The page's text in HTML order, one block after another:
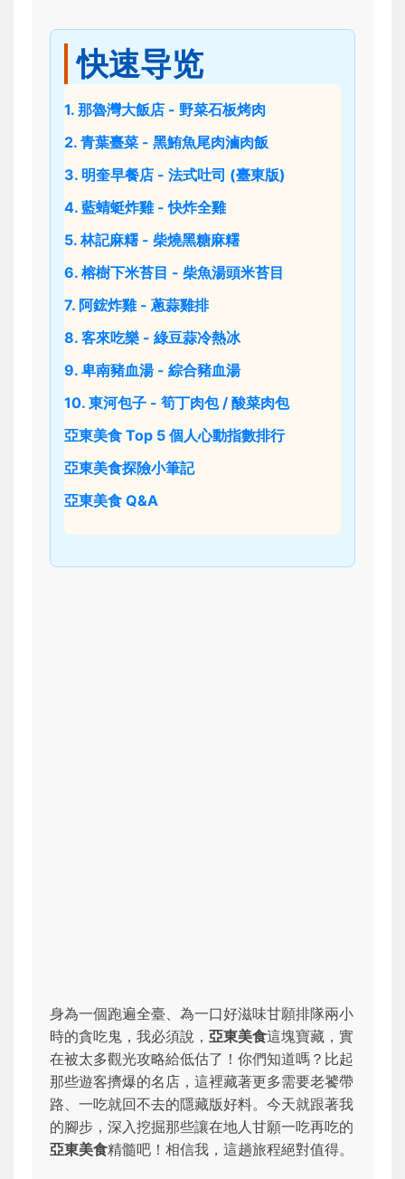
快速导览
1. 那魯灣大飯店 - 野菜石板烤肉
2. 青葉臺菜 - 黑鮪魚尾肉滷肉飯
3. 明奎早餐店 - 法式吐司 (臺東版)
4. 藍蜻蜓炸雞 - 快炸全雞
5. 林記麻糬 - 柴燒黑糖麻糬
6. 榕樹下米苔目 - 柴魚湯頭米苔目
7. 阿鋐炸雞 - 蔥蒜雞排
8. 客來吃樂 - 綠豆蒜冷熱冰
9. 卑南豬血湯 - 綜合豬血湯
10. 東河包子 - 筍丁肉包 / 酸菜肉包
亞東美食 Top 5 個人心動指數排行
亞東美食探險小筆記
亞東美食 Q&A
身為一個跑遍全臺、為一口好滋味甘願排隊兩小
時的貪吃鬼，我必須說， 亞東美食這塊寶藏，實
在被太多觀光攻略給低估了！你們知道嗎？比起
那些遊客擠爆的名店，這裡藏著更多需要老饕帶
路、一吃就回不去的隱藏版好料。今天就跟著我
的腳步，深入挖掘那些讓在地人甘願一吃再吃的
亞東美食精髓吧！相信我，這趟旅程絕對值得。